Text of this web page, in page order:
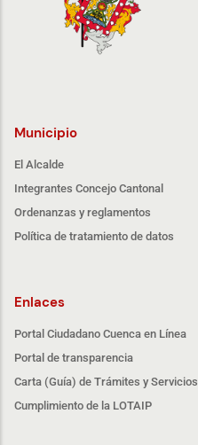
Municipio
El Alcalde
Integrantes Concejo Cantonal
Ordenanzas y reglamentos
Política de tratamiento de datos
Enlaces
Portal Ciudadano Cuenca en Línea
Portal de transparencia
Carta (Guía) de Trámites y Servicios
Cumplimiento de la LOTAIP